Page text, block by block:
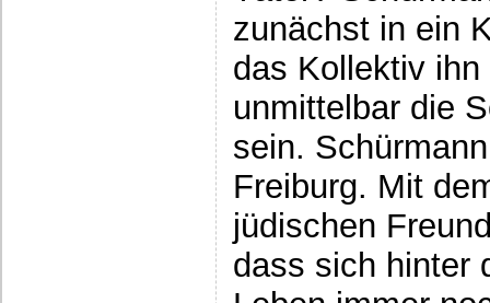
zunächst in ein
das Kollektiv
unmittelbar die
sein.
Freiburg. Mit
jüdischen
dass sich hinter